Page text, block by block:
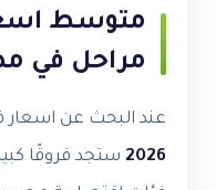
مراحل في مصر
عند البحث عن اسعار فلاتر
2026 ستجد فروقًا